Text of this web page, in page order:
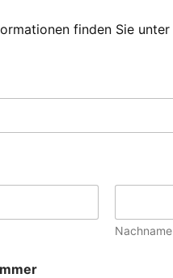
finden Sie unter
Nachname